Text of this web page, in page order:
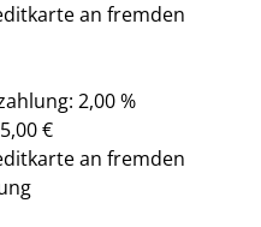
an fremden
2,00 %
€
an fremden